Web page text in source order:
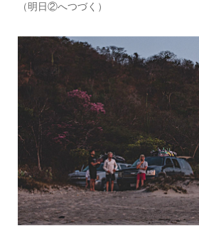
（明日②へつづく）